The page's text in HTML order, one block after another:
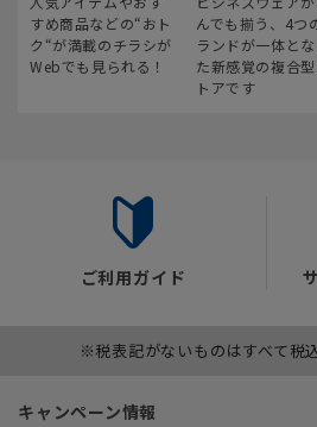
すめ商品などの“おト
ク“が満載のチラシが
Webでも見られる！
んでも揃う、4つ
ランドが一体とな
た新感覚の複合型
トアです
ご利用ガイド
※税表記がないものはすべて税
キャンペーン情報